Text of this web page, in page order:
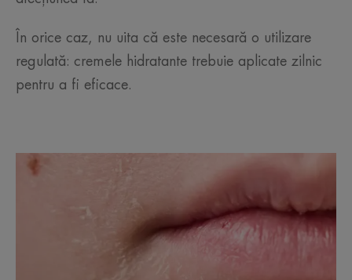
În orice caz, nu uita că este necesară o utilizare
regulată: cremele hidratante trebuie aplicate zilnic
pentru a fi eficace.